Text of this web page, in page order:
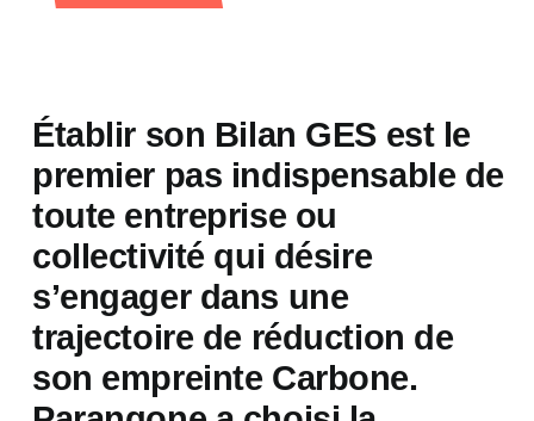
Établir son Bilan GES est le
premier pas indispensable de
toute entreprise ou
collectivité qui désire
s’engager dans une
trajectoire de réduction de
son empreinte Carbone.